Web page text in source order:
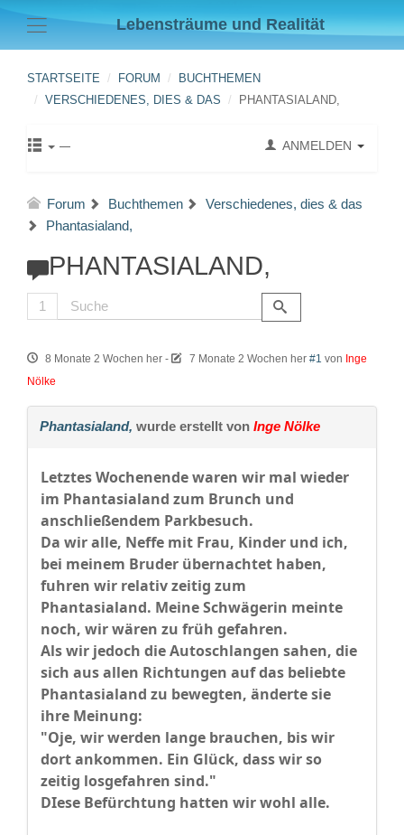
Lebensträume und Realität
STARTSEITE FORUM
BUCHTHEMEN
VERSCHIEDENES, DIES & DAS
PHANTASIALAND,
ANMELDEN
Forum Buchthemen
Verschiedenes, dies & das
Phantasialand,
PHANTASIALAND,
1
8 Monate 2 Wochen her - 7 Monate 2 Wochen her #1 von Inge
Nölke
Phantasialand, wurde erstellt von Inge Nölke
Letztes Wochenende waren wir mal wieder
im Phantasialand zum Brunch und
anschließendem Parkbesuch.
Da wir alle, Neffe mit Frau, Kinder und ich,
bei meinem Bruder übernachtet haben,
fuhren wir relativ zeitig zum
Phantasialand. Meine Schwägerin meinte
noch, wir wären zu früh gefahren.
Als wir jedoch die Autoschlangen sahen, die
sich aus allen Richtungen auf das beliebte
Phantasialand zu bewegten, änderte sie
ihre Meinung:
"Oje, wir werden lange brauchen, bis wir
dort ankommen. Ein Glück, dass wir so
zeitig losgefahren sind."
DIese Befürchtung hatten wir wohl alle.